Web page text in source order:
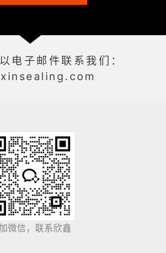
电子邮件联系我们：
微信，联系欣鑫